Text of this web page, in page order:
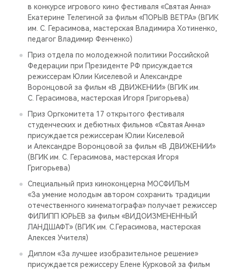
в конкурсе игрового кино фестиваля «Святая Анна»
Екатерине Телегиной за фильм «ПОРЫВ ВЕТРА» (ВГИК
им. С. Герасимова, мастерская Владимира Хотиненко,
педагог Владимир Фенченко)
Приз отдела по молодежной политики Российской
Федерации при Президенте РФ присуждается
режиссерам Юлии Киселевой и Александре
Воронцовой за фильм «В ДВИЖЕНИИ» (ВГИК им.
С. Герасимова, мастерская Игоря Григорьева)
Приз Оргкомитета 17 открытого фестиваля
студенческих и дебютных фильмов «Святая Анна»
присуждается режиссерам Юлии Киселевой
и Александре Воронцовой за фильм «В ДВИЖЕНИИ»
(ВГИК им. С. Герасимова, мастерская Игоря
Григорьева)
Специальный приз киноконцерна МОСФИЛЬМ
«За умение молодым автором сохранить традиции
отечественного кинематографа» получает режиссер
ФИЛИПП ЮРЬЕВ за фильм «ВИДОИЗМЕНЕННЫЙ
ЛАНДШАФТ» (ВГИК им. С.Герасимова, мастерская
Алексея Учителя)
Диплом «За лучшее изобразительное решение»
присуждается режиссеру Елене Курковой за фильм